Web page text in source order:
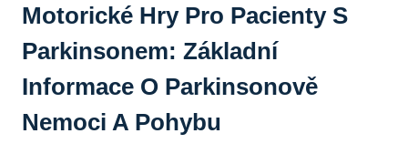
Motorické Hry Pro Pacienty S
Parkinsonem: Základní
Informace O Parkinsonově
Nemoci A Pohybu